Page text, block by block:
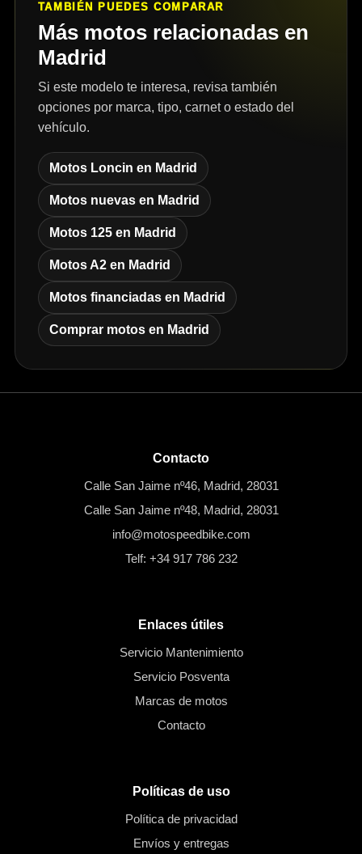
TAMBIÉN PUEDES COMPARAR
Más motos relacionadas en
Madrid
Si este modelo te interesa, revisa también
opciones por marca, tipo, carnet o estado del
vehículo.
Motos Loncin en Madrid
Motos nuevas en Madrid
Motos 125 en Madrid
Motos A2 en Madrid
Motos financiadas en Madrid
Comprar motos en Madrid
Contacto
Calle San Jaime nº46, Madrid, 28031
Calle San Jaime nº48, Madrid, 28031
info@motospeedbike.com
Telf: +34 917 786 232
Enlaces útiles
Servicio Mantenimiento
Servicio Posventa
Marcas de motos
Contacto
Políticas de uso
Política de privacidad
Envíos y entregas